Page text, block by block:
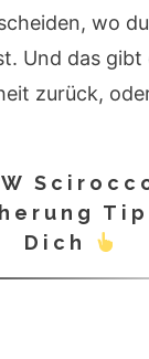
wo
Und das gibt
zurück,
Dich